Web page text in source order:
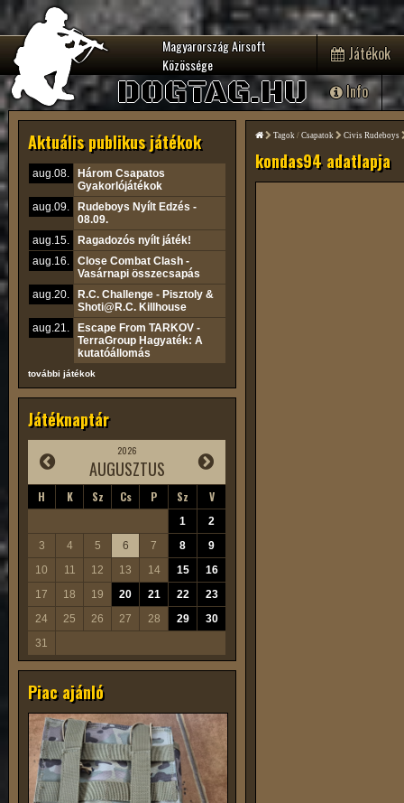
Magyarország Airsoft
Közössége
DOGTAG.HU
Játékok
Info
Aktuális publikus játékok
aug.08.
Három Csapatos
Gyakorlójátékok
aug.09.
Rudeboys Nyílt Edzés -
08.09.
aug.15.
Ragadozós nyílt játék!
aug.16.
Close Combat Clash -
Vasárnapi összecsapás
aug.20.
R.C. Challenge - Pisztoly &
Shoti@R.C. Killhouse
aug.21.
Escape From TARKOV -
TerraGroup Hagyaték: A
kutatóállomás
további játékok
Játéknaptár
2026
AUGUSZTUS
H K Sz Cs P Sz V
1
2
3
4 5 6 7 8
9
10
11 12 13 14 15
16
17
18 19 20 21 22
23
24
25 26 27 28 29
30
31
Piac ajánló
Tagok / Csapatok Civis Rudeboys
kondas94 adatlapja